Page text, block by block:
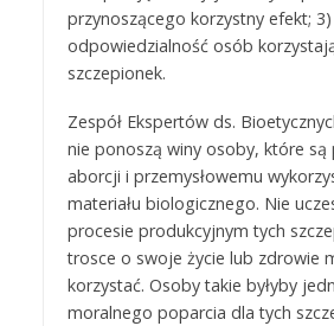
przynoszącego korzystny efekt;
odpowiedzialność osób
szczepionek.
Zespół Ekspertów ds.
nie ponoszą winy osoby, które są
aborcji i przemysłowemu
materiału biologicznego. Nie
procesie produkcyjnym tych
trosce o swoje życie lub zdrowie
korzystać. Osoby takie byłyby
moralnego poparcia dla tych